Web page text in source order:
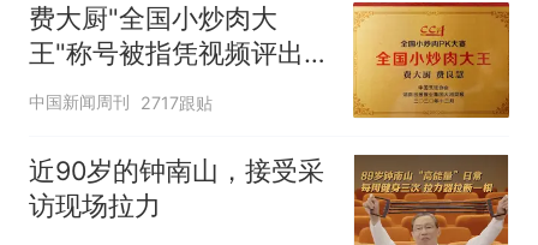
费大厨"全国小炒肉大
王"称号被指凭视频评出
官方回应
中国新闻周刊 2717跟贴
近90岁的钟南山，接受采
访现场拉力